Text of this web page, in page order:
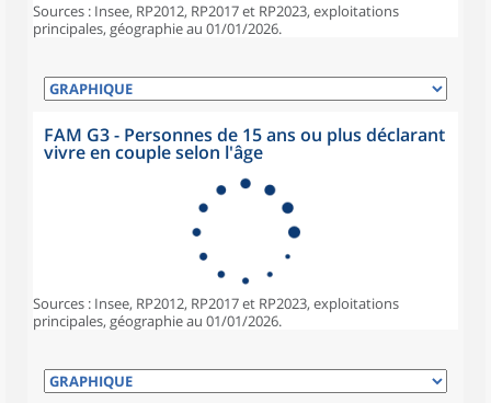
Sources : Insee, RP2012, RP2017 et RP2023, exploitations
principales, géographie au 01/01/2026.
FAM G3 - Personnes de 15 ans ou plus déclarant
vivre en couple selon l'âge
Sources : Insee, RP2012, RP2017 et RP2023, exploitations
principales, géographie au 01/01/2026.